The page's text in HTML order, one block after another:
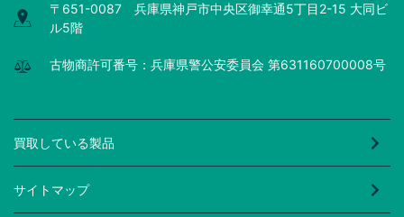
〒651-0087 兵庫県神戸市中央区御幸通5丁目2-15 大同ビ
ル5階
古物商許可番号：兵庫県警公安委員会 第631160700008号
買取している製品
サイトマップ